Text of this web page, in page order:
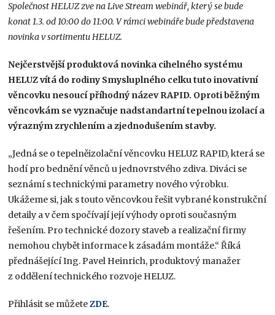
Společnost HELUZ zve na Live Stream webinář, který se bude
konat 1.3. od 10:00 do 11:00. V rámci webináře bude představena
novinka v sortimentu HELUZ.
Nejčerstvější produktová novinka cihelného systému
HELUZ vítá do rodiny Smysluplného celku tuto inovativní
věncovku nesoucí příhodný název RAPID. Oproti běžným
věncovkám se vyznačuje nadstandartní tepelnou izolací a
výrazným zrychlením a zjednodušením stavby.
„Jedná se o tepelněizolační věncovku HELUZ RAPID, která se
hodí pro bednění věnců u jednovrstvého zdiva. Diváci se
seznámí s technickými parametry nového výrobku.
Ukážeme si, jak s touto věncovkou řešit vybrané konstrukční
detaily a v čem spočívají její výhody oproti současným
řešením. Pro technické dozory staveb a realizační firmy
nemohou chybět informace k zásadám montáže.“ Říká
přednášející Ing. Pavel Heinrich, produktový manažer
z oddělení technického rozvoje HELUZ.
Přihlásit se můžeteZDE.